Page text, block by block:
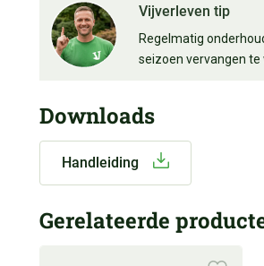
Vijverleven tip
Regelmatig
seizoen vervangen te
Downloads
Handleiding
Gerelateerde